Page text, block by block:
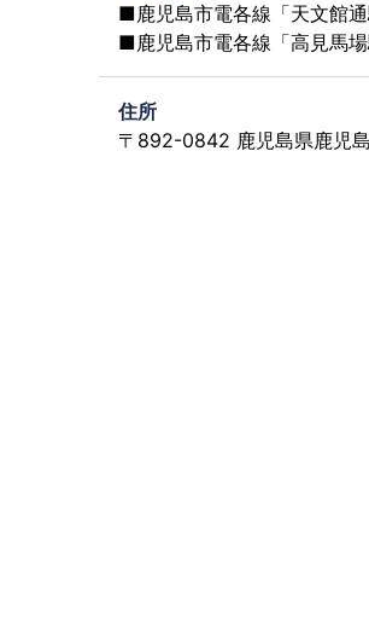
■鹿児島市電各線「天文館
■鹿児島市電各線「高見馬
住所
〒892-0842 鹿児島県鹿児